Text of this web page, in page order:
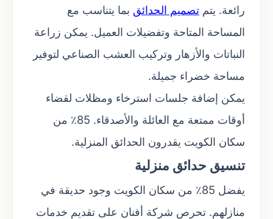
رائعة. يتم تصميم الحدائق بما يتناسب مع
المساحة المتاحة وتفضيلات العميل. يمكن زراعة
النباتات والأزهار وتركيب العشب الصناعي لتوفير
مساحة خضراء جميلة.
يمكن إضافة جلسات استرخاء ومظلات لقضاء
أوقات ممتعة مع العائلة والأصدقاء. 85٪ من
سكان الكويت يقدرون الحدائق المنزلية.
تنسيق حدائق منزلية
يفضل 85٪ من سكان الكويت وجود حديقة في
منازلهم. تحرص شركة أفنان على تقديم خدمات